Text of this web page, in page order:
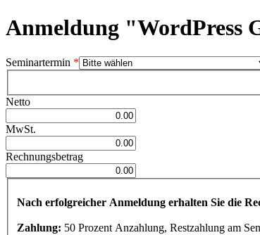
Anmeldung "WordPress
Seminartermin *
Netto
MwSt.
Rechnungsbetrag
Nach erfolgreicher Anmeldung erhalten Sie die
Zahlung: 50 Prozent Anzahlung, Restzahlung am